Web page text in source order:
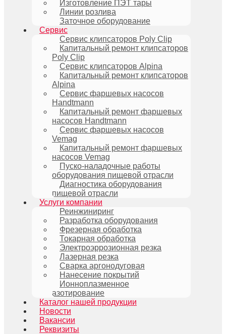
Изготовление ПЭТ тары
Линии розлива
Заточное оборудование
Сервис
Сервис клипсаторов Poly Clip
Капитальный ремонт клипсаторов
Poly Clip
Сервис клипсаторов Alpina
Капитальный ремонт клипсаторов
Alpina
Сервис фаршевых насосов
Handtmann
Капитальный ремонт фаршевых
насосов Handtmann
Сервис фаршевых насосов
Vemag
Капитальный ремонт фаршевых
насосов Vemag
Пуско-наладочные работы
оборудования пищевой отрасли
Диагностика оборудования
пищевой отрасли
Услуги компании
Реинжиниринг
Разработка оборудования
Фрезерная обработка
Токарная обработка
Электроэррозионная резка
Лазерная резка
Сварка аргонодуговая
Нанесение покрытий
Ионноплазменное
азотирование
Каталог нашей продукции
Новости
Вакансии
Реквизиты